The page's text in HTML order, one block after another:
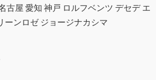
古屋 愛知 神戸 ロルフベンツ デセデ エ
ーンロゼ ジョージナカシマ